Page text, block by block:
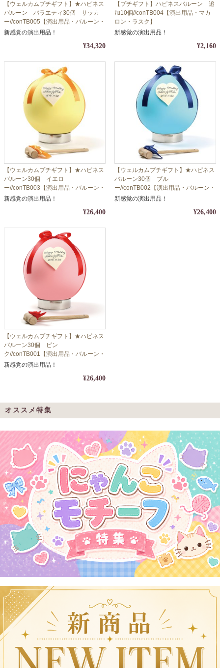
【ウェルカムプチギフト】★ハピネス
バルーン バラエティ30個 サッカ
ー//conTB005【演出用品・バルーン・
シュガー】
新感覚の演出用品！
¥34,320
【プチギフト】ハピネスバルーン 追
加10個//conTB004【演出用品・マカ
ロン・ラスク】
新感覚の演出用品！
¥2,160
【ウェルカムプチギフト】★ハピネス
バルーン30個 イエロ
ー//conTB003【演出用品・バルーン・
シュガー】
新感覚の演出用品！
¥26,400
【ウェルカムプチギフト】★ハピネス
バルーン30個 ブル
ー//conTB002【演出用品・バルーン・
シュガー】
新感覚の演出用品！
¥26,400
【ウェルカムプチギフト】★ハピネス
バルーン30個 ピン
ク//conTB001【演出用品・バルーン・
シュガー】
新感覚の演出用品！
¥26,400
オススメ特集